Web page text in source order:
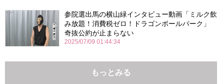
参院選出馬の横山緑インタビュー動画「ミルク飲
み放題！消費税ゼロ！ドラゴンボールパーク」
奇抜公約が止まらない
2025/07/09 01:44:34
もっとみる